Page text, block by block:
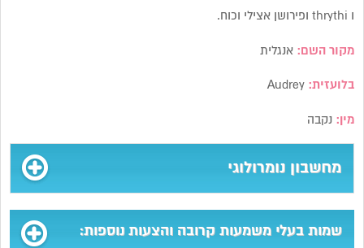
מקור השם: אנגלית
בלועזית: Audrey
מין: נקבה
מחשבון נומרולוגי
שמות בעלי משמעות קרובה והצעות נוספות: